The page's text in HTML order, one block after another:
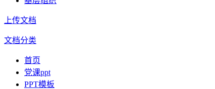
上传文档
文档分类
首页
党课ppt
PPT模板